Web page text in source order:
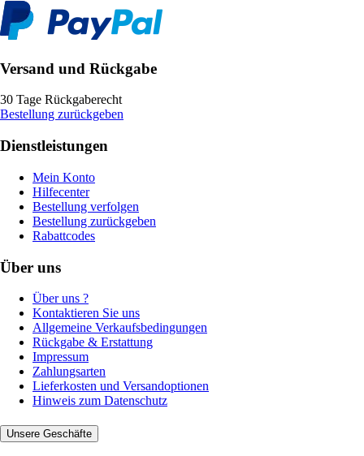
Versand und Rückgabe
30 Tage Rückgaberecht
Bestellung zurückgeben
Dienstleistungen
Mein Konto
Hilfecenter
Bestellung verfolgen
Bestellung zurückgeben
Rabattcodes
Über uns
Über uns ?
Kontaktieren Sie uns
Allgemeine Verkaufsbedingungen
Rückgabe & Erstattung
Impressum
Zahlungsarten
Lieferkosten und Versandoptionen
Hinweis zum Datenschutz
Unsere Geschäfte